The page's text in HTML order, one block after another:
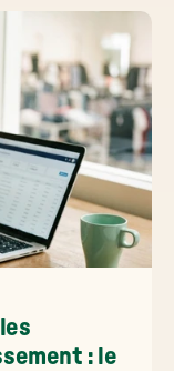
passe en revue 8
de Libeo
: le